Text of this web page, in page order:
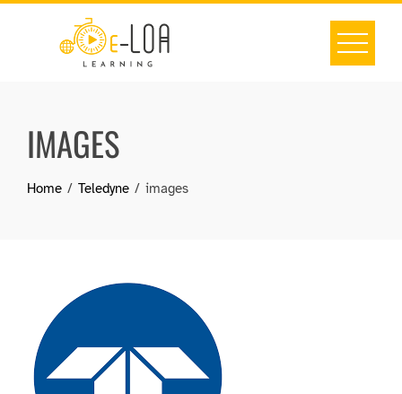
IMAGES
Home Teledyne images